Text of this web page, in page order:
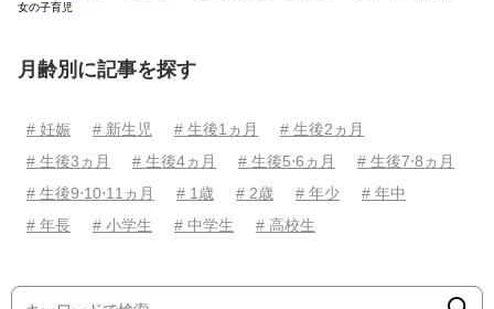
女の子育児
月齢別に記事を探す
# 妊娠 # 新生児 # 生後1ヵ月
# 生後2ヵ月
# 生後3ヵ月
# 生後4ヵ月 # 生後5⋅6ヵ月
# 生後7⋅8ヵ月
# 生後9⋅10⋅11ヵ月
# 1歳 # 2歳 # 年少
# 年中
# 年長
# 小学生 # 中学生 # 高校生